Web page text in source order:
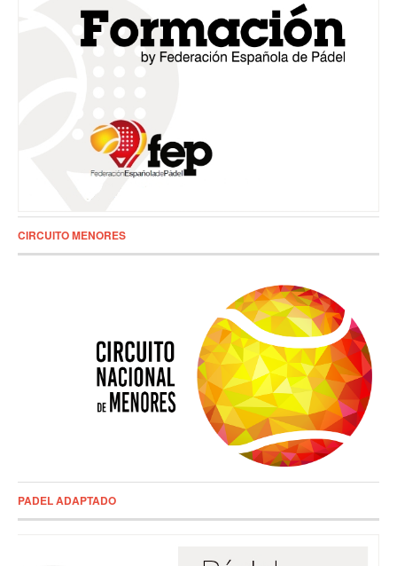
CIRCUITO MENORES
PADEL ADAPTADO